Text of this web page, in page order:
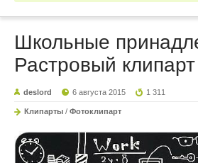
Школьные
Растровый клипарт
deslord 6 августа 2015 1 311
Клипарты / Фотоклипарт